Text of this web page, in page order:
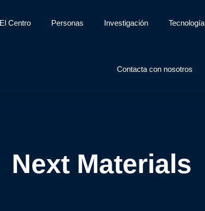
El Centro Personas Investigación Tecnología
Contacta con nosotros
Next Materials